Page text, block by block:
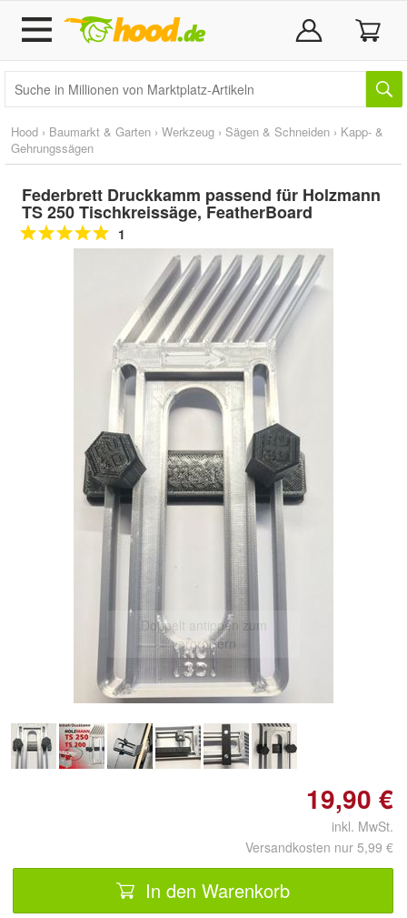
Hood › Baumarkt & Garten › Werkzeug › Sägen & Schneiden › Kapp- &
Gehrungssägen
Federbrett Druckkamm passend für Holzmann
TS 250 Tischkreissäge, FeatherBoard
1
Doppelt antippen zum
vergrößern
19,90 €
inkl. MwSt.
Versandkosten nur 5,99 €
In den Warenkorb